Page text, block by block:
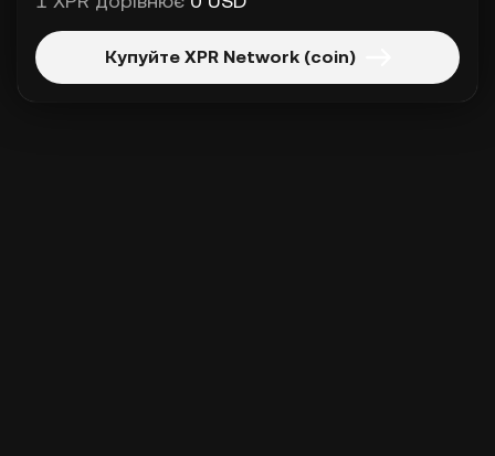
Купуйте XPR Network (coin)